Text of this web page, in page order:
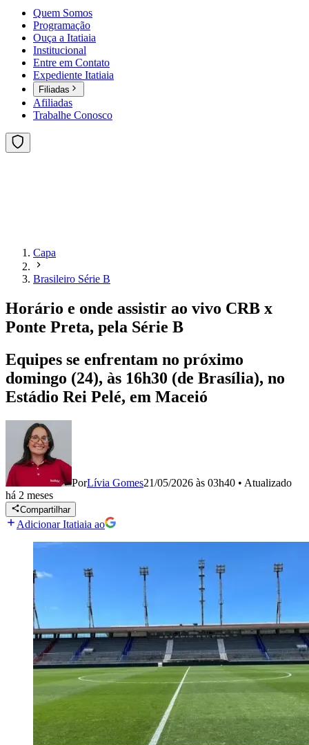
Quem Somos
Programação
Ouça a Itatiaia
Institucional
Entre em Contato
Expediente Itatiaia
Filiadas
Afiliadas
Trabalhe Conosco
Capa
Brasileiro Série B
Horário e onde assistir ao vivo CRB x
Ponte Preta, pela Série B
Equipes se enfrentam no próximo
domingo (24), às 16h30 (de Brasília), no
Estádio Rei Pelé, em Maceió
PorLívia Gomes21/05/2026 às 03h40 • Atualizado
há 2 meses
Compartilhar
Adicionar Itatiaia ao